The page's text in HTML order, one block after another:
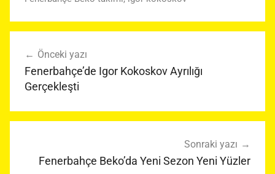
gezinmesi
Önceki yazı
Fenerbahçe’de Igor Kokoskov Ayrılığı
Gerçekleşti
Sonraki yazı
Fenerbahçe Beko’da Yeni Sezon Yeni Yüzler